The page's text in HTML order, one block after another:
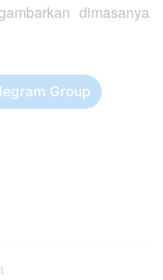
dimasanya
Group